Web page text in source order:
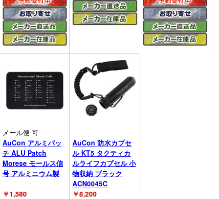
メール便 可
AuCon アルミパッ
チ ALU Patch
Morese モールス信
号 アルミニウム製
￥1,580
AuCon 防水カプセ
ル KT5 タクティカ
ルライフカプセル 小
物収納 ブラック
ACN0045C
￥8,200